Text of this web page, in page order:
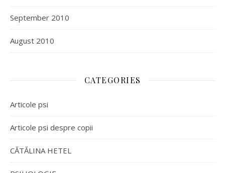
September 2010
August 2010
CATEGORIES
Articole psi
Articole psi despre copii
CĂTĂLINA HETEL